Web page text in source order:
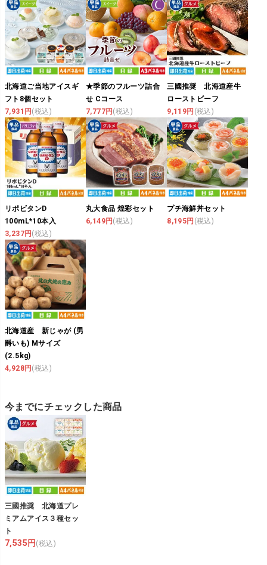
北海道ご当地アイスギ
フト8個セット
7,931円 (税込)
★季節のフルーツ詰合
せ Cコース
7,777円 (税込)
三國推奨 北海道産牛
ローストビーフ
9,119円 (税込)
リポビタンD
100mL*10本入
3,237円 (税込)
丸大食品 煌彩セット
6,149円 (税込)
プチ海鮮丼セット
8,195円 (税込)
北海道産 新じゃが (男
爵いも) Mサイズ
(2.5kg)
4,928円 (税込)
今までにチェックした商品
三國推奨 北海道プレ
ミアムアイス３種セッ
ト
7,535円 (税込)